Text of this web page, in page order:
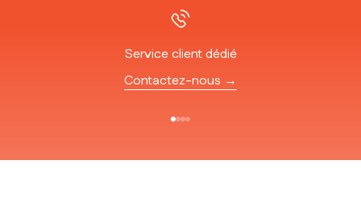
Service client dédié
Contactez-nous →